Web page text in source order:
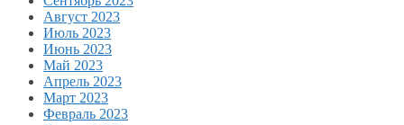
Август 2023
Июль 2023
Июнь 2023
Май 2023
Апрель 2023
Март 2023
Февраль 2023